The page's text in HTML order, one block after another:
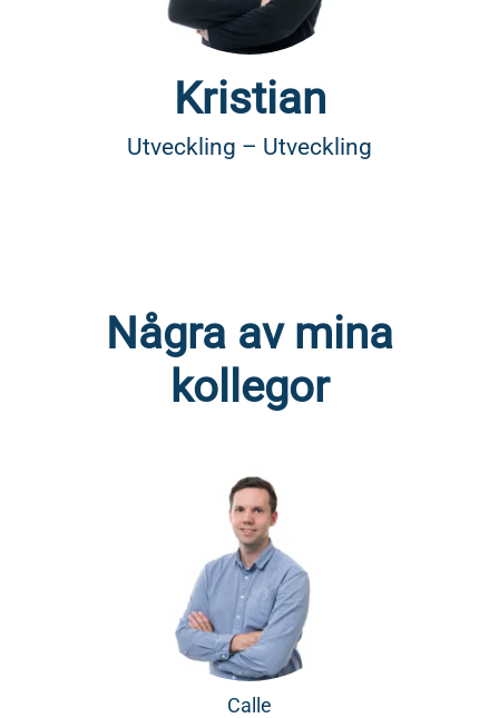
Kristian
Utveckling – Utveckling
Några av mina
kollegor
Calle